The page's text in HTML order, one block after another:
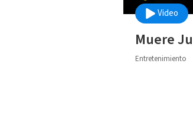
Video
Muere
Entretenimiento